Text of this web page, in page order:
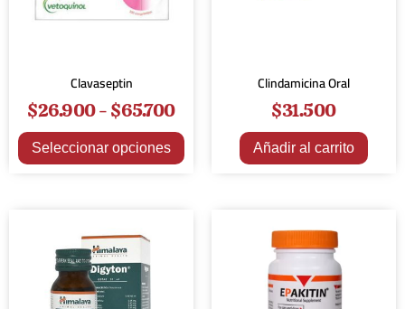
Clavaseptin
$26.900-$65.700
Seleccionar opciones
Clindamicina Oral
$31.500
Añadir al carrito